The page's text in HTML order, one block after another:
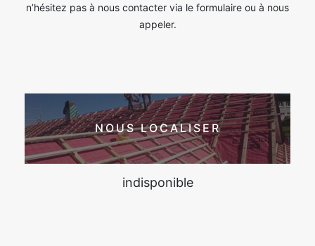
n’hésitez pas à nous contacter via le formulaire ou à nous
appeler.
NOUS LOCALISER
indisponible